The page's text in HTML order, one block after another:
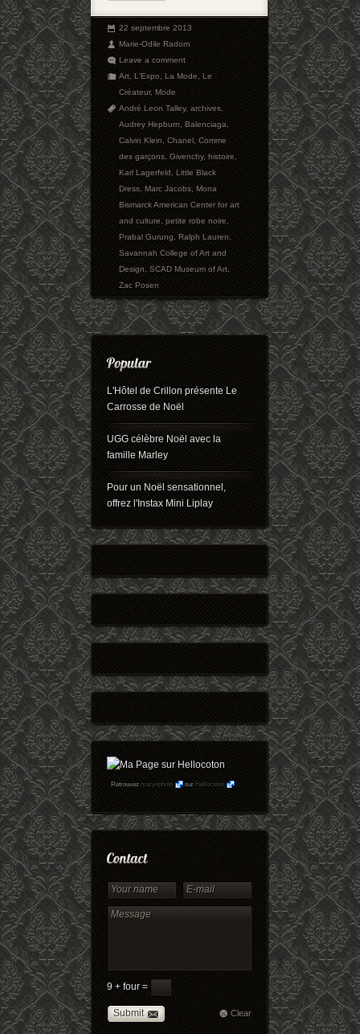
22 septembre 2013
Marie-Odile Radom
Leave a comment
Art,L'Expo,La Mode,Le
Créateur,Mode
André Leon Talley,archives,
Audrey Hepburn,Balenciaga,
Calvin Klein,Chanel,Comme
des garçons,Givenchy,histoire,
Karl Lagerfeld,Little Black
Dress,Marc Jacobs,Mona
Bismarck American Center for art
and culture,petite robe noire,
Prabal Gurung,Ralph Lauren,
Savannah College of Art and
Design,SCAD Museum of Art,
Zac Posen
L'Hôtel de Crillon présente Le
Carrosse de Noël
UGG célèbre Noël avec la
famille Marley
Pour un Noël sensationnel,
offrez l'Instax Mini Liplay
Retrouvezmaryophoto surHellocoton
9 + four =
Submit Clear